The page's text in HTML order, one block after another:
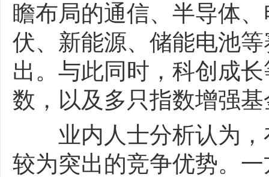
瞻布局的通信、半导体
伏、新能源、储能电池
出。与此同时，科创成
数，以及多只指数增强
业内人士分析认为，
较为突出的竞争优势。